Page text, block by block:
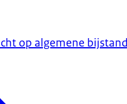
op algemene